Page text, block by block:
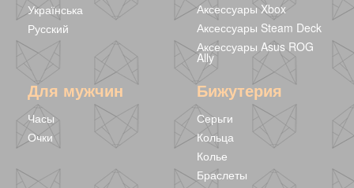
Українська
Русский
Аксессуары Xbox
Аксессуары Steam Deck
Аксессуары Asus ROG
Ally
Для мужчин
Часы
Очки
Бижутерия
Серьги
Кольца
Колье
Браслеты